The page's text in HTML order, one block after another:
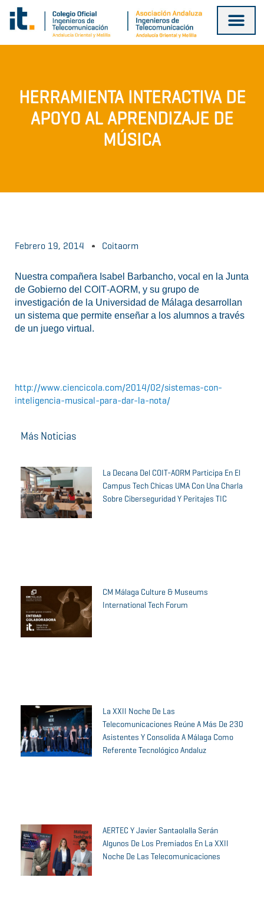
contenido
HERRAMIENTA INTERACTIVA DE
APOYO AL APRENDIZAJE DE
MÚSICA
Febrero 19, 2014 Coitaorm
Nuestra compañera Isabel Barbancho, vocal en la Junta
de Gobierno del COIT‑AORM, y su grupo de
investigación de la Universidad de Málaga desarrollan
un sistema que permite enseñar a los alumnos a través
de un juego virtual.
http://www.ciencicola.com/2014/02/sistemas-con-
inteligencia-musical-para-dar-la-nota/
Más Noticias
La Decana Del COIT-AORM Participa En El
Campus Tech Chicas UMA Con Una Charla
Sobre Ciberseguridad Y Peritajes TIC
CM Málaga Culture & Museums
International Tech Forum
La XXII Noche De Las
Telecomunicaciones Reúne A Más De 230
Asistentes Y Consolida A Málaga Como
Referente Tecnológico Andaluz
AERTEC Y Javier Santaolalla Serán
Algunos De Los Premiados En La XXII
Noche De Las Telecomunicaciones